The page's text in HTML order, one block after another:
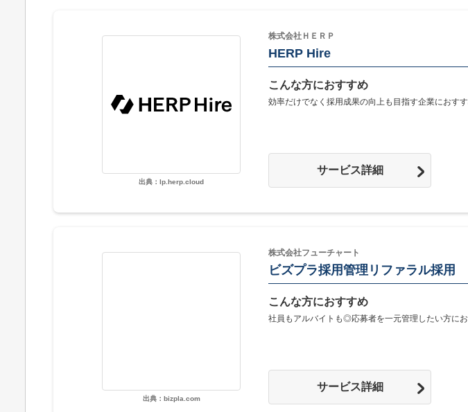
出典：lp.herp.cloud
株式会社ＨＥＲＰ
HERP Hire
こんな方におすすめ
効率だけでなく採用成果の向上も目指す企業におす
サービス詳細
出典：bizpla.com
株式会社フューチャート
ビズプラ採用管理リファラル採用
こんな方におすすめ
社員もアルバイトも◎応募者を一元管理したい方に
サービス詳細